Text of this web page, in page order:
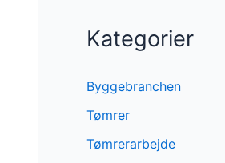
Kategorier
Byggebranchen
Tømrer
Tømrerarbejde